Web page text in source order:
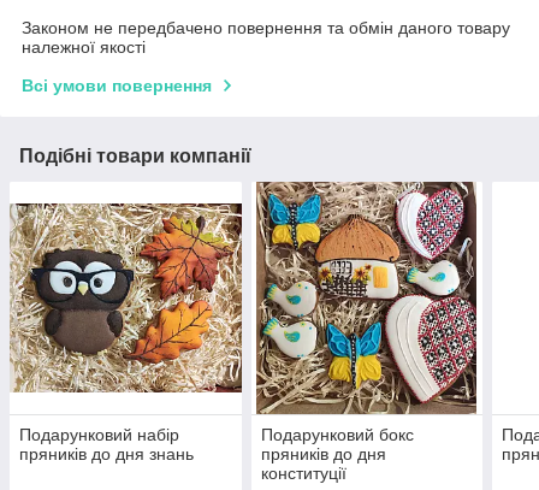
Законом не передбачено повернення та обмін даного товару
належної якості
Всі умови повернення
Подібні товари компанії
Подарунковий набір
пряників до дня знань
Подарунковий бокс
пряників до дня
конституції